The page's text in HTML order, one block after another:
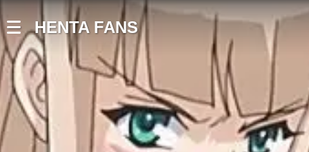
HENTA FANS